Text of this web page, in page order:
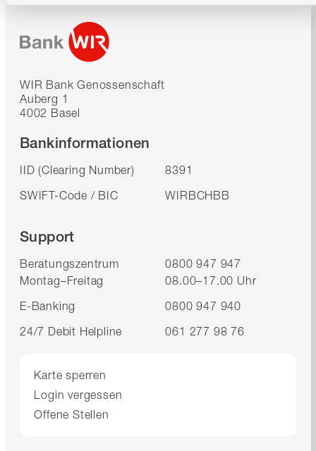
WIR Bank Genossenschaft
Auberg 1
4002 Basel
Bankinformationen
IID (Clearing Number)
8391
SWIFT-Code / BIC
WIRBCHBB
Support
Beratungszentrum
0800 947 947
Montag–Freitag
08.00–17.00 Uhr
E-Banking
0800 947 940
24/7 Debit Helpline
061 277 98 76
Karte sperren
Login vergessen
Offene Stellen